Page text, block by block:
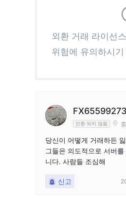
6
7
9
4
5
7
8
9
외환 거래 라이선
위험에 유의하시
인증 되지 않음
당신이 어떻게 거래하든
그들은 의도적으로 서버를
니다. 사람들 조심해
신고